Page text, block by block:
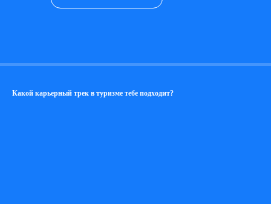
Какой карьерный трек в туризме тебе подходит?